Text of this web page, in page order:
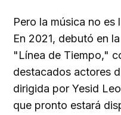
Pero la música no es
En 2021, debutó en
"Línea de Tiempo,"
destacados actores
dirigida por Yesid
que pronto estará